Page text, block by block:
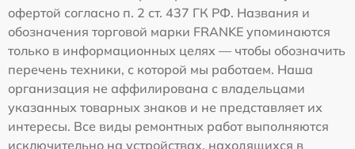
офертой согласно п. 2 ст. 437 ГК РФ. Названия и
обозначения торговой марки FRANKE упоминаются
только в информационных целях — чтобы обозначить
перечень техники, с которой мы работаем. Наша
организация не аффилирована с владельцами
указанных товарных знаков и не представляет их
интересы. Все виды ремонтных работ выполняются
исключительно на устройствах, находящихся в